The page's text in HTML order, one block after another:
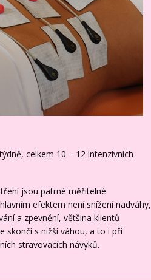
celkem 10 – 12 intenzivních
jsou patrné měřitelné
efektem není snížení nadváhy,
a zpevnění, většina klientů
skončí s nižší váhou, a to i při
stravovacích návyků.